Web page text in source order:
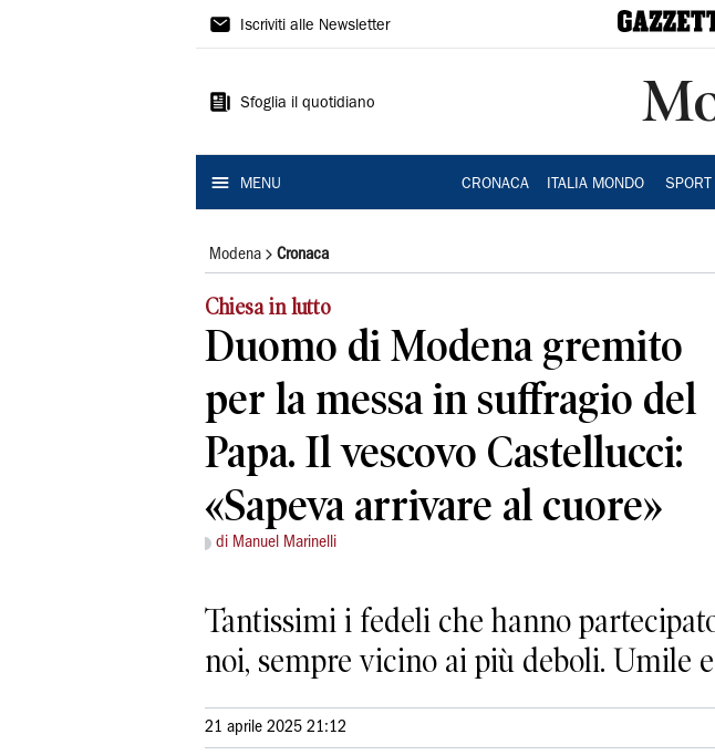
Gazzetta
Modena
Iscriviti alle Newsletter
Sfoglia il quotidiano
MENU CRONACA ITALIA MONDO SPORT
Modena Cronaca
Chiesa in lutto
Duomo di Modena gremito
per la messa in suffragio del
Papa. Il vescovo Castellucci:
«Sapeva arrivare al cuore»
di Manuel Marinelli
Tantissimi i fedeli che hanno
noi, sempre vicino ai più deboli. Umile
21 aprile 2025 21:12